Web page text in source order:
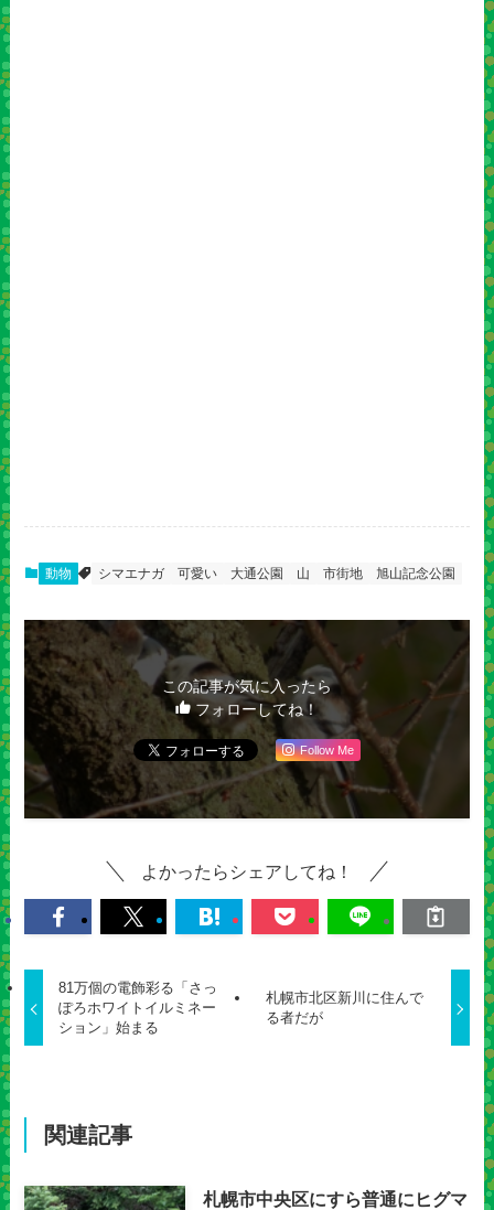
動物 シマエナガ 可愛い 大通公園 山 市街地 旭山記念公園
この記事が気に入ったら
フォローしてね！
Follow Me
よかったらシェアしてね！
81万個の電飾彩る「さっ
ぽろホワイトイルミネー
ション」始まる
札幌市北区新川に住んで
る者だが
関連記事
札幌市中央区にすら普通にヒグマ